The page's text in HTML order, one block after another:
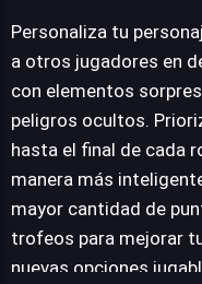
obtenidos, constituyen
permitiendo mejorar
plantilla creciente de
profundidad
Concebido como una
barreras, Party Toons
el navegador,
compatibilidad con los
garantiza que la
Personaliza tu
a otros jugadores en
con elementos
peligros ocultos.
hasta el final de cada
manera más
mayor cantidad de
trofeos para mejorar
nuevas opciones